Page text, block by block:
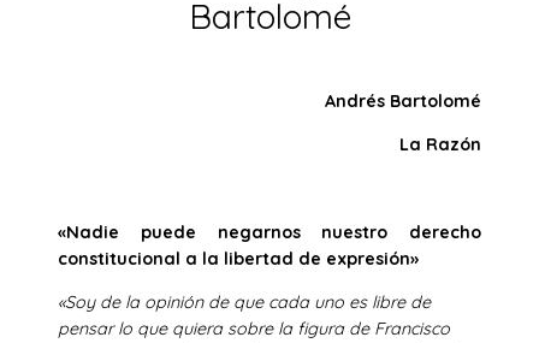
Bartolomé
Andrés Bartolomé
La Razón
«Nadie puede negarnos nuestro derecho
constitucional a la libertad de expresión»
«Soy de la opinión de que cada uno es libre de
pensar lo que quiera sobre la figura de Francisco